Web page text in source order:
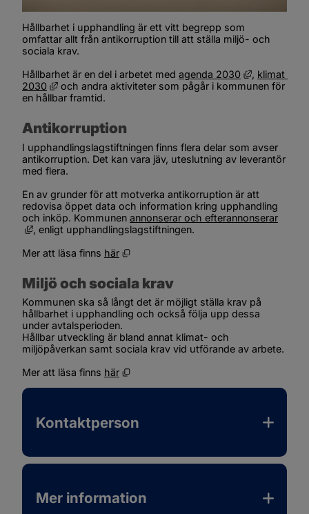
Hållbarhet i upphandling är ett vitt begrepp som
omfattar allt från antikorruption till att ställa miljö- och
sociala krav.
Hållbarhet är en del i arbetet med agenda 2030 Länk till
, klimat
2030
Länk till annan webbplats, öppnas i nytt fönster.
och andra aktiviteter som pågår i kommunen för
en hållbar framtid.
Antikorruption
I upphandlingslagstiftningen finns flera delar som avser
antikorruption. Det kan vara jäv, uteslutning av leverantör
med flera.
En av grunder för att motverka antikorruption är att
redovisa öppet data och information kring upphandling
och inköp. Kommunen annonserar och efterannonserar
Länk till annan webbplats, öppnas i nytt fönster.
, enligt upphandlingslagstiftningen.
Mer att läsa finns här Öppnas i nytt fönster.
Miljö och sociala krav
Kommunen ska så långt det är möjligt ställa krav på
hållbarhet i upphandling och också följa upp dessa
under avtalsperioden.
Hållbar utveckling är bland annat klimat- och
miljöpåverkan samt sociala krav vid utförande av arbete.
Mer att läsa finns här Öppnas i nytt fönster.
Kontaktperson
Mer information